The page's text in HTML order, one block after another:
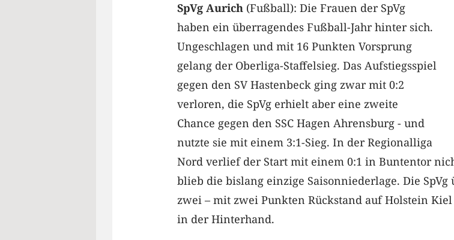
SpVg Aurich (Fußball): Die Frauen der SpVg
haben ein überragendes Fußball-Jahr hinter sich.
Ungeschlagen und mit 16 Punkten Vorsprung
gelang der Oberliga-Staffelsieg. Das Aufstiegsspiel
gegen den SV Hastenbeck ging zwar mit 0:2
verloren, die SpVg erhielt aber eine zweite
Chance gegen den SSC Hagen Ahrensburg - und
nutzte sie mit einem 3:1-Sieg. In der Regionalliga
Nord verlief der Start mit einem 0:1 in Buntentor
blieb die bislang einzige Saisonniederlage. Die
zwei – mit zwei Punkten Rückstand auf Holstein
in der Hinterhand.